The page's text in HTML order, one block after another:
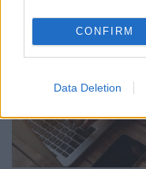
CONFIRM
Data Deletion